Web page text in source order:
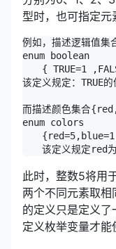
型时，也可指定元
例如，描述逻辑值集
enum boolean
{ TRUE=1
该定义规定：TRUE的
而描述颜色集合
enum colors
该定义规定red为
此时，整数5将用
两个不同元素取
的定义只是定义
定义枚举变量才能